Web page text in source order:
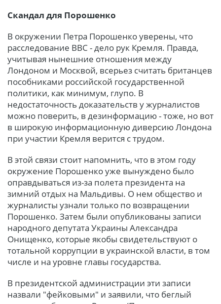
Скандал для Порошенко
В окружении Петра Порошенко уверены, что
расследование BBC - дело рук Кремля. Правда,
учитывая нынешние отношения между
Лондоном и Москвой, всерьез считать британцев
пособниками российской государственной
политики, как минимум, глупо. В
недостаточность доказательств у журналистов
можно поверить, в дезинформацию - тоже, но вот
в широкую информационную диверсию Лондона
при участии Кремля верится с трудом.
В этой связи стоит напомнить, что в этом году
окружение Порошенко уже вынуждено было
оправдываться из-за полета президента на
зимний отдых на Мальдивы. О нем общество и
журналисты узнали только по возвращении
Порошенко. Затем были опубликованы записи
народного депутата Украины Александра
Онищенко, которые якобы свидетельствуют о
тотальной коррупции в украинской власти, в том
числе и на уровне главы государства.
В президентской администрации эти записи
назвали "фейковыми" и заявили, что беглый